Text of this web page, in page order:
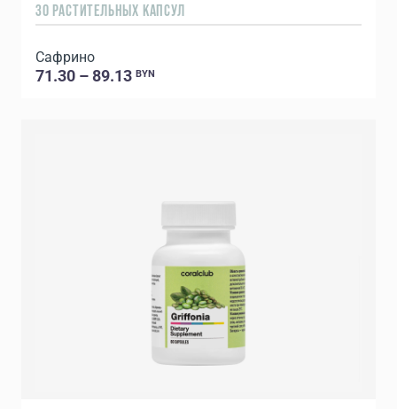
30 РАСТИТЕЛЬНЫХ КАПСУЛ
Сафрино
71.30 – 89.13 BYN